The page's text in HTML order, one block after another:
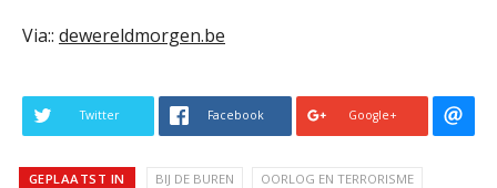
Via:: dewereldmorgen.be
Twitter Facebook Google+
GEPLAATST IN BIJ DE BUREN
OORLOG EN TERRORISME